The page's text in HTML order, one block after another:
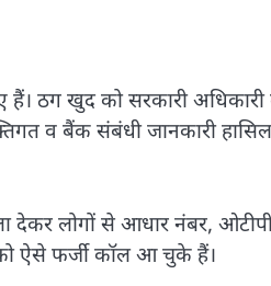
ठग खुद को सरकारी अधिकारी
व बैंक संबंधी जानकारी
देकर लोगों से आधार नंबर,
ऐसे फर्जी कॉल आ चुके हैं।